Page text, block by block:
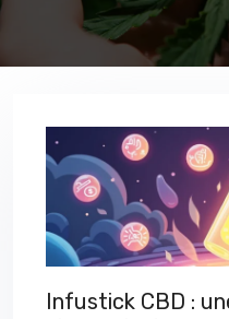
Infustick CBD :